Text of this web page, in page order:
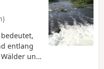
entlang
und